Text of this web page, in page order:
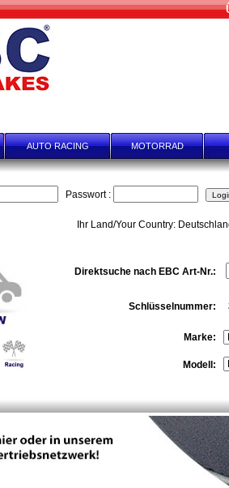
AUTO RACING MOTORRAD
Passwort :
Ihr Land/Your Country:
Direktsuche nach EBC Art-Nr.:
Schlüsselnummer:
Marke:
Modell: